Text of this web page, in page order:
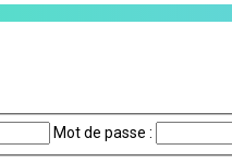
Mot de passe :